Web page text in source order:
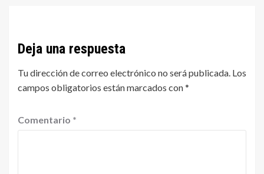
Deja una respuesta
Tu dirección de correo electrónico no será publicada. Los
campos obligatorios están marcados con*
Comentario *